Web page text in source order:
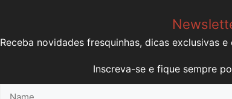
Receba novidades fresquinhas, dicas exclusivas
Inscreva-se e fique sempre